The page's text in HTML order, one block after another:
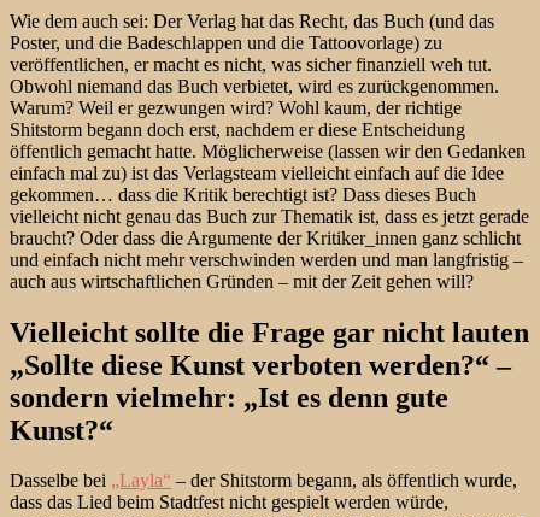
Wie dem auch sei: Der Verlag hat das Recht, das Buch (und das
Poster, und die Badeschlappen und die Tattoovorlage) zu
veröffentlichen, er macht es nicht, was sicher finanziell weh tut.
Obwohl niemand das Buch verbietet, wird es zurückgenommen.
Warum? Weil er gezwungen wird? Wohl kaum, der richtige
Shitstorm begann doch erst, nachdem er diese Entscheidung
öffentlich gemacht hatte. Möglicherweise (lassen wir den Gedanken
einfach mal zu) ist das Verlagsteam vielleicht einfach auf die Idee
gekommen… dass die Kritik berechtigt ist? Dass dieses Buch
vielleicht nicht genau das Buch zur Thematik ist, dass es jetzt gerade
braucht? Oder dass die Argumente der Kritiker_innen ganz schlicht
und einfach nicht mehr verschwinden werden und man langfristig –
auch aus wirtschaftlichen Gründen – mit der Zeit gehen will?
Vielleicht sollte die Frage gar nicht lauten
„Sollte diese Kunst verboten werden?“ –
sondern vielmehr: „Ist es denn gute
Kunst?“
Dasselbe bei „Layla“ – der Shitstorm begann, als öffentlich wurde,
dass das Lied beim Stadtfest nicht gespielt werden würde,